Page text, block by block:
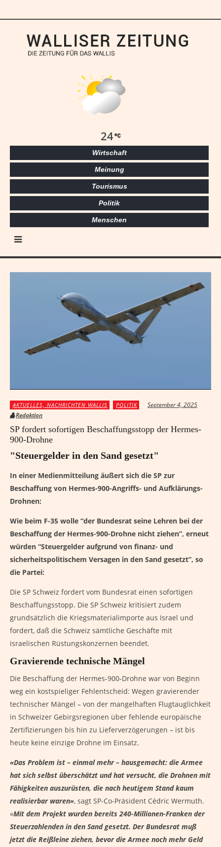
24
Wirtschaft
Meinung
Tourismus
Politik
Menschen
AKTUELLES, NACHRICHTEN WALLIS POLITIK
September 4, 2025
Redaktion
SP fordert sofortigen Beschaffungsstopp der Hermes-
900-Drohne
"Steuergelder in den Sand gesetzt"
In einer Medienmitteilung äußert sich die SP zur
Beschaffung von Hermes-900-Angriffs- und Aufklärungs-
Drohnen:
Wie beim F-35 wolle “der Bundesrat seine Lehren bei der
Beschaffung der Hermes-900-Drohne nicht ziehen”, erneut
würden “Steuergelder aufgrund von finanz- und
sicherheitspolitischem Versagen in den Sand gesetzt”, so
die Partei:
Die SP Schweiz fordert vom Bundesrat einen sofortigen
Beschaffungsstopp. Die SP Schweiz kritisiert zudem
grundsätzlich die Kriegsmaterialimporte aus Israel und
fordert, daß die Schweiz sämtliche Geschäfte mit
israelischen Rüstungskonzernen beendet.
Gravierende technische Mängel
Die Beschaffung der Hermes-900-Drohne war von Beginn
weg ein kostspieliger Fehlentscheid: Wegen gravierender
technischer Mängel – von der mangelhaften Flugtauglichkeit
in Schweizer Gebirgsregionen über fehlende europäische
Zertifizierungen bis hin zu Lieferverzögerungen – ist bis
heute keine einzige Drohne im Einsatz.
«Das Problem ist – einmal mehr – hausgemacht: die Armee
hat sich selbst überschätzt und hat versucht, die Drohnen mit
Fähigkeiten auszurüsten, die nach heutigem Stand kaum
realisierbar waren», sagt SP-Co-Präsident Cédric Wermuth.
«Mit dem Projekt wurden bereits 240-Millionen-Franken der
Steuerzahlenden in den Sand gesetzt. Der Bundesrat muß
jetzt die Reißleine ziehen, bevor die Armee noch mehr Geld